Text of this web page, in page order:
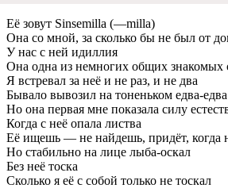
Её зовут Sinsemilla (—milla)
Она со мной, за сколько бы не был от
У нас с ней идиллия
Она одна из немногих общих знакомых
Я встревал за неё и не раз, и не два
Бывало вывозил на тоненьком едва-едва
Но она первая мне показала силу
Когда с неё опала листва
Её ищешь — не найдешь, придёт, когда
Но стабильно на лице лыба-оскал
Без неё тоска
Сколько я её с собой только не тоскал